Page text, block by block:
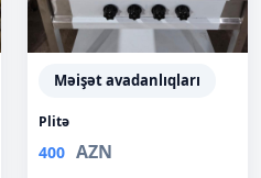
Məişət avadanlıqları
Plitə
400 AZN